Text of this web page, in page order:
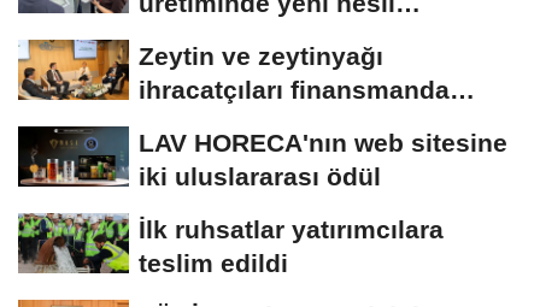
Zeytin ve zeytinyağı
ihracatçıları finansmanda
LAV HORECA'nın web sitesine
iki uluslararası ödül
İlk ruhsatlar yatırımcılara
teslim edildi